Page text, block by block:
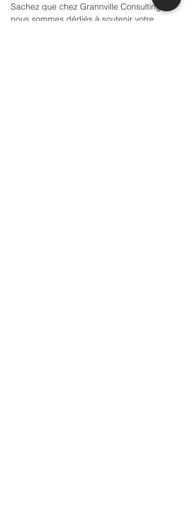
Sachez que chez Grannville Consulting,
nous sommes dédiés à soutenir votre